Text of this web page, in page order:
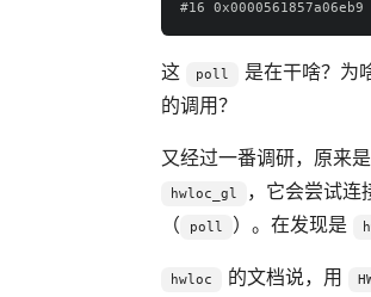
这 poll 是在干啥？为
的调用？
又经过一番调研，原来
hwloc_gl
，它会尝试连
（
poll ）。在发现是
hwloc 的文档说，用